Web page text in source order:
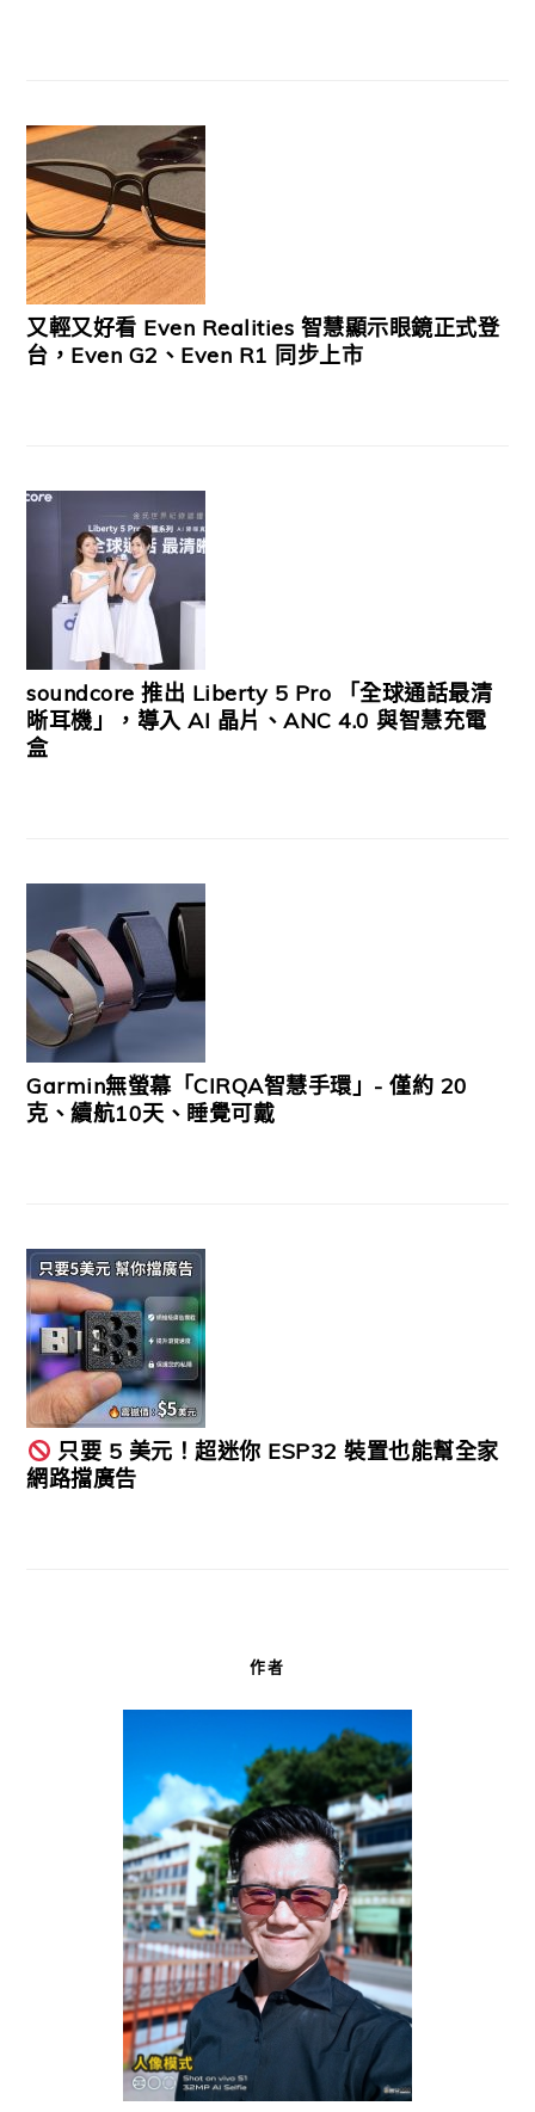
又輕又好看 Even Realities 智慧顯示眼鏡正式登
台，Even G2、Even R1 同步上市
soundcore 推出 Liberty 5 Pro 「全球通話最清
晰耳機」，導入 AI 晶片、ANC 4.0 與智慧充電
盒
Garmin無螢幕「CIRQA智慧手環」- 僅約 20
克、續航10天、睡覺可戴
只要 5 美元！超迷你 ESP32 裝置也能幫全家
網路擋廣告
作者